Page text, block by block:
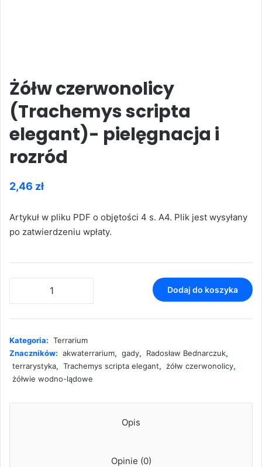
Żółw czerwonolicy
(Trachemys scripta
elegant)- pielęgnacja i
rozród
2,46 zł
Artykuł w pliku PDF o objętości 4 s. A4. Plik jest wysyłany
po zatwierdzeniu wpłaty.
(Trachemys
elegant)-
pielęgnacja
rozród
Dodaj do koszyka
Kategoria: Terrarium
Znaczników: akwaterrarium, gady, Radosław Bednarczuk,
terrarystyka, Trachemys scripta elegant, żółw czerwonolicy,
żółwie wodno-lądowe
Opis
Opinie (0)